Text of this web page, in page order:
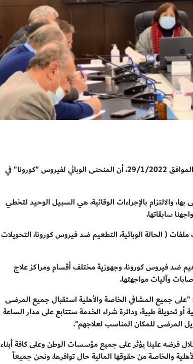
كشفت وزيرة الصحة الدكتورة مي الكيلة، اليوم السبت الموافق 29/1/2022، أن المنحنى الوبائي لفيروس "كورونا" في
والالتزام بالإجراءات الوقائية، هي السبيل الوحيد لتخطي
سابقاتها.
( الحالة الوبائية، التطعيم ضد فيروس كورونا، التحويلات
ضد فيروس كورونا، وجهوزية مختلف أقسام ومراكز علاج
وآليات مواجهتها.
جميع المشافي الخاصة والأهلية استقبال جميع المرضى
تحويلة طبية، ودائرة شراء الخدمة ستتابع على مدار الساعة
المرضى للمكان المناسب لعلاجهم".
فرضه علينا يؤثر على جميع مؤسسات الوطن وعلى كافة أبناء
والخاصة من حقوقها المالية حال توافرها، ونحن جميعاً